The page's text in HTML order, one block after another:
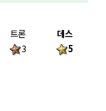
트론
3
데스
5